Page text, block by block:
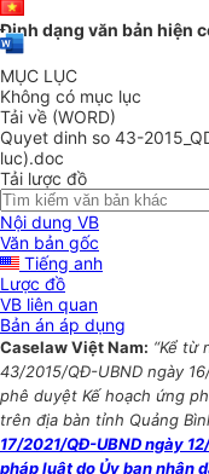
Định dạng văn bản hiện
MỤC LỤC
Không có mục lục
Tải về (WORD)
Quyet dinh so 43-
luc).doc
Tải lược đồ
Nội dung VB
Văn bản gốc
Tiếng anh
Lược đồ
VB liên quan
Bản án áp dụng
Caselaw Việt Nam: “Kể từ
43/2015/QĐ-UBND ngày
phê duyệt Kế hoạch ứng
trên địa bàn tỉnh Quảng
17/2021/QĐ-UBND ngày
pháp luật do Ủy ban nhân